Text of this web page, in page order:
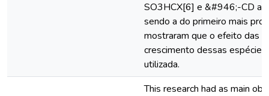
SO3HCX[6] e &#946;-CD
sendo a do primeiro mais
mostraram que o efeito das
crescimento dessas
utilizada.
This research had as main